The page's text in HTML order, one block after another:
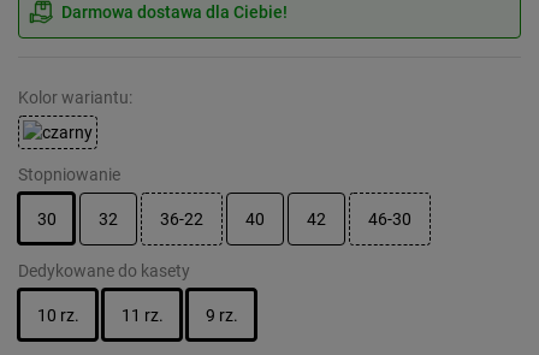
Darmowa dostawa dla Ciebie!
Kolor wariantu:
Stopniowanie
30 32 36-22 40 42 46-30
Dedykowane do kasety
10 rz. 11 rz. 9 rz.